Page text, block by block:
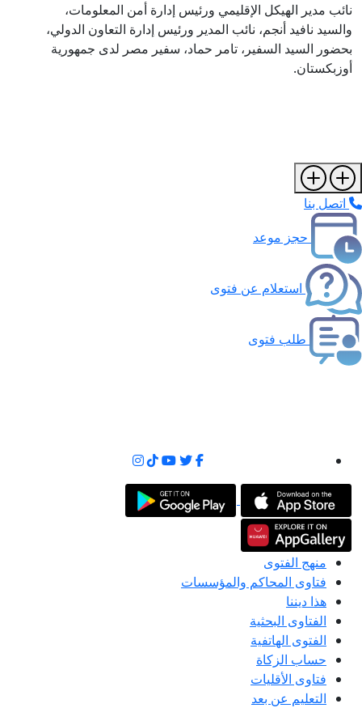
نائب مدير الهيكل الإقليمي ورئيس إدارة أمن المعلومات،
والسيد نافيد أنجم، نائب المدير ورئيس إدارة التعاون الدولي،
بحضور السيد السفير، تامر حماد، سفير مصر لدى جمهورية
أوزبكستان.
اتصل بنا
حجز موعد
استعلام عن فتوى
طلب فتوى
منهج الفتوى
فتاوى المحاكم والمؤسسات
هذا ديننا
الفتاوى البحثية
الفتوى الهاتفية
حساب الزكاة
فتاوى الأقليات
التعليم عن بعد